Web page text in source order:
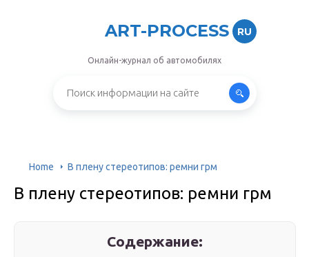
ART-PROCESS RU
Онлайн-журнал об автомобилях
Home В плену стереотипов: ремни грм
В плену стереотипов: ремни грм
Содержание: